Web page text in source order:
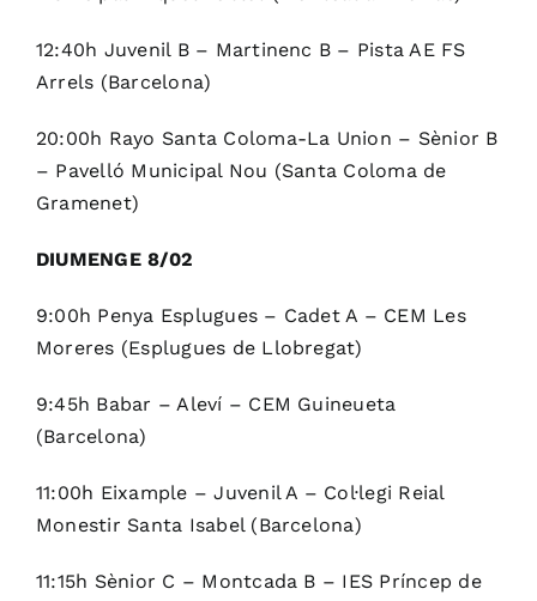
12:40h Juvenil B – Martinenc B – Pista AE FS
Arrels (Barcelona)
20:00h Rayo Santa Coloma-La Union – Sènior B
– Pavelló Municipal Nou (Santa Coloma de
Gramenet)
DIUMENGE 8/02
9:00h Penya Esplugues – Cadet A – CEM Les
Moreres (Esplugues de Llobregat)
9:45h Babar – Aleví – CEM Guineueta
(Barcelona)
11:00h Eixample – Juvenil A – Col·legi Reial
Monestir Santa Isabel (Barcelona)
11:15h Sènior C – Montcada B – IES Príncep de